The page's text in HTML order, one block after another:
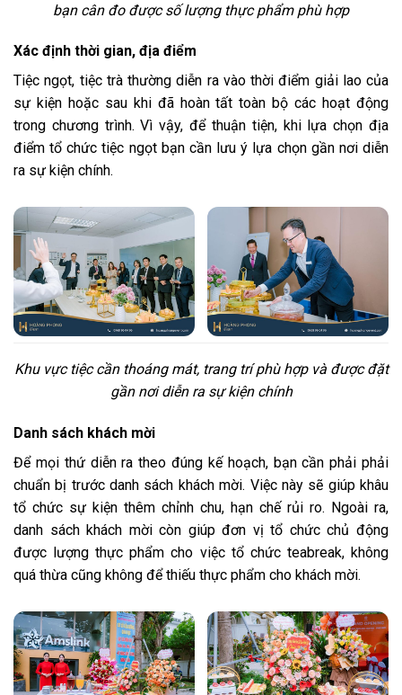
bạn cân đo được số lượng thực phẩm phù hợp
Xác định thời gian, địa điểm
Tiệc ngọt, tiệc trà thường diễn ra vào thời điểm giải lao của
sự kiện hoặc sau khi đã hoàn tất toàn bộ các hoạt động
trong chương trình. Vì vậy, để thuận tiện, khi lựa chọn địa
điểm tổ chức tiệc ngọt bạn cần lưu ý lựa chọn gần nơi diễn
ra sự kiện chính.
Khu vực tiệc cần thoáng mát, trang trí phù hợp và được đặt
gần nơi diễn ra sự kiện chính
Danh sách khách mời
Để mọi thứ diễn ra theo đúng kế hoạch, bạn cần phải phải
chuẩn bị trước danh sách khách mời. Việc này sẽ giúp khâu
tổ chức sự kiện thêm chỉnh chu, hạn chế rủi ro. Ngoài ra,
danh sách khách mời còn giúp đơn vị tổ chức chủ động
được lượng thực phẩm cho việc tổ chức teabreak, không
quá thừa cũng không để thiếu thực phẩm cho khách mời.